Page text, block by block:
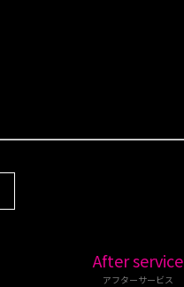
After service
アフターサービス